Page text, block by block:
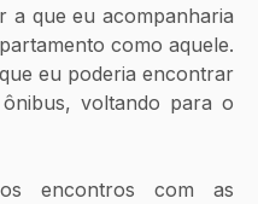
a que eu acompanharia
como aquele.
eu poderia encontrar
voltando para o
encontros com as